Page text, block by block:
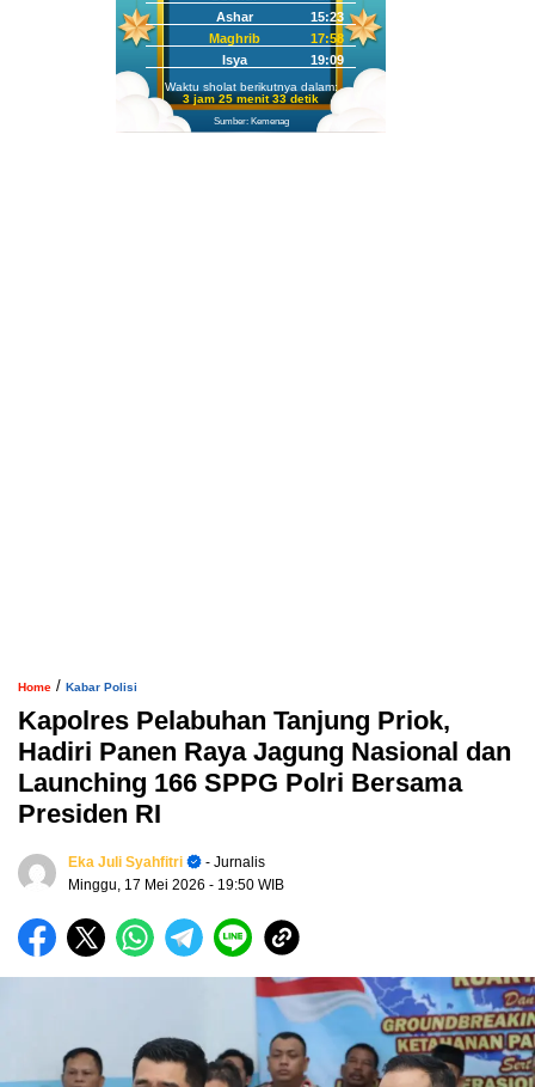
Ashar
15:23
Maghrib
17:58
Isya
19:09
Waktu sholat berikutnya dalam:
3 jam 25 menit 32 detik
Sumber: Kemenag
Home / Kabar Polisi
Kapolres Pelabuhan Tanjung Priok,
Hadiri Panen Raya Jagung Nasional dan
Launching 166 SPPG Polri Bersama
Presiden RI
Eka Juli Syahfitri
- Jurnalis
Minggu, 17 Mei 2026 - 19:50 WIB